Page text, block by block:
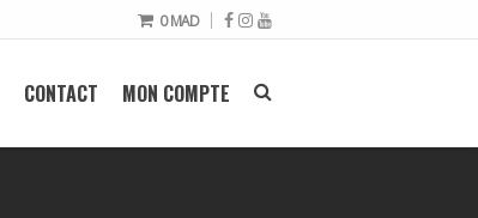
0MAD
CONTACT MON COMPTE